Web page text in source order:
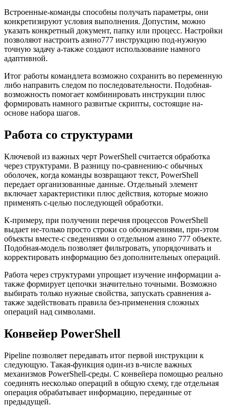
Встроенные-команды способны получать параметры, они
конкретизируют условия выполнения. Допустим, можно
указать конкретный документ, папку или процесс. Настройки
позволяют настроить азино777 инструкцию под-нужную
точную задачу а-также создают использование намного
адаптивной.
Итог работы командлета возможно сохранить во переменную
либо направить следом по последовательности. Подобная-
возможность помогает комбинировать инструкции плюс
формировать намного развитые скрипты, состоящие на-
основе набора шагов.
Работа со структурами
Ключевой из важных черт PowerShell считается обработка
через структурами. В разницу по-сравнению-с обычных
оболочек, когда команды возвращают текст, PowerShell
передает организованные данные. Отдельный элемент
включает характеристики плюс действия, которые можно
применять с-целью последующей обработки.
К-примеру, при получении перечня процессов PowerShell
выдает не-только просто строки со обозначениями, при-этом
объекты вместе-с сведениями о отдельном азино 777 объекте.
Подобная-модель позволяет фильтровать, упорядочивать и
корректировать информацию без дополнительных операций.
Работа через структурами упрощает изучение информации а-
также формирует цепочки значительно точными. Возможно
выбирать только нужные свойства, запускать сравнения а-
также задействовать правила без-применения сложных
операций над символами.
Конвейер PowerShell
Pipeline позволяет передавать итог первой инструкции к
следующую. Такая-функция один-из в-числе важных
механизмов PowerShell-среды. С конвейера помощью реально
соединять несколько операций в общую схему, где отдельная
операция обрабатывает информацию, переданные от
предыдущей.